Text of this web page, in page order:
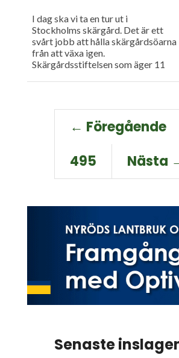
I dag ska vi ta en tur ut i
Stockholms skärgård. Det är ett
svårt jobb att hålla skärgårdsöarna
från att växa igen.
Skärgårdsstiftelsen som äger 11
← Föregående
495
Nästa
Senaste